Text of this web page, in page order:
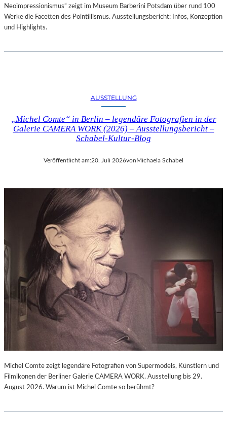
Neoimpressionismus“ zeigt im Museum Barberini Potsdam über rund 100
Werke die Facetten des Pointillismus. Ausstellungsbericht: Infos, Konzeption
und Highlights.
AUSSTELLUNG
„Michel Comte“ in Berlin – legendäre Fotografien in der
Galerie CAMERA WORK (2026) – Ausstellungsbericht –
Schabel-Kultur-Blog
Veröffentlicht am:20. Juli 2026von Michaela Schabel
Michel Comte zeigt legendäre Fotografien von Supermodels, Künstlern und
Filmikonen der Berliner Galerie CAMERA WORK. Ausstellung bis 29.
August 2026. Warum ist Michel Comte so berühmt?